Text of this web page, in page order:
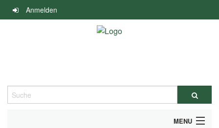
Navigation
überspringen
Anmelden
Suche
MENU